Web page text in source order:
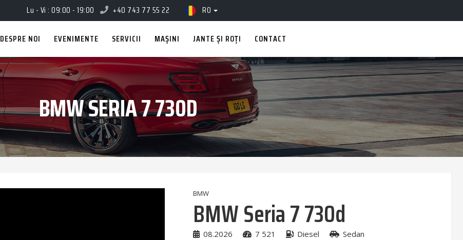
Lu - Vi : 09:00 - 19:00 +40 743 77 55 22 RO
DESPRE NOI EVENIMENTE SERVICII MAȘINI JANTE ȘI ROȚI CONTACT
BMW SERIA 7 730D
BMW
BMW Seria 7 730d
08.2026 7 521 Diesel
Sedan